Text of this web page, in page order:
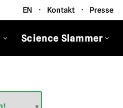
EN · Kontakt · Presse
Science Slammer